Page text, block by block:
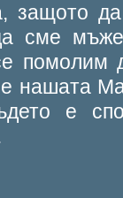
защото
сме
помолим
нашата
е